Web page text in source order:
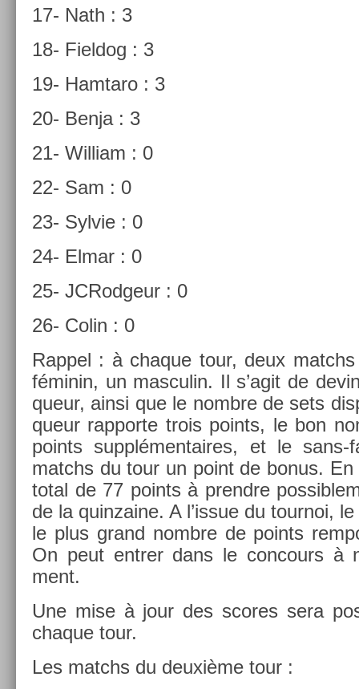
17- Nath : 3
18- Fiel­dog : 3
19- Ham­taro : 3
20- Benja : 3
21- Wil­liam : 0
22- Sam : 0
23- Syl­vie : 0
24- Elmar : 0
25- JCRod­geur : 0
26- Colin : 0
Rap­pel : à chaque tour, deux
féminin, un mas­culin. Il s’agit de
queur, ainsi que le nombre de sets
queur rap­porte trois points, le bon
points sup­plémen­taires, et le
matchs du tour un point de bonus.
total de 77 points à pre­ndre
de la quin­zaine. A l’issue du tour­noi,
le plus grand nombre de points
On peut en­tr­er dans le con­cours à
ment.
Une mise à jour des scores sera
chaque tour.
Les matchs du deuxième tour :